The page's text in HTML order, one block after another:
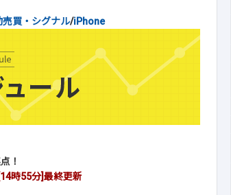
売買・シグナル/iPhone
！
時55分]最終更新